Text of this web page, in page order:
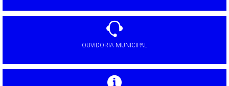
OUVIDORIA MUNICIPAL